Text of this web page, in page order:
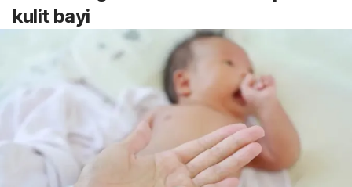
kulit bayi